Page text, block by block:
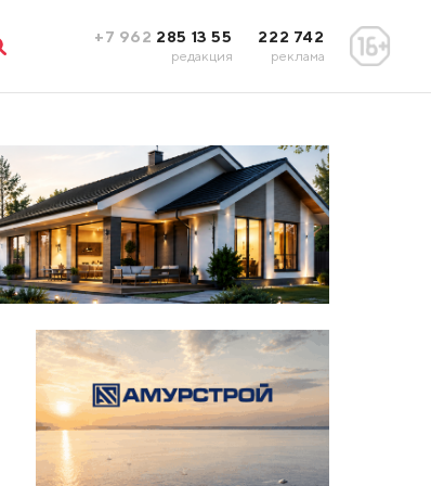
+7 962 285 13 55
редакция
222 742
реклама